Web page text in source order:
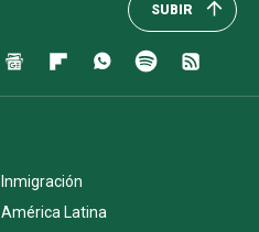
SUBIR
Inmigración
América Latina